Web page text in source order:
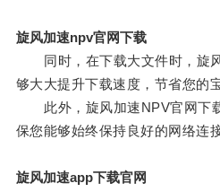
旋风加速npv官网下载
同时，在下载大文件时，旋
够大大提升下载速度，节省您的
此外，旋风加速NPV官网下
保您能够始终保持良好的网络连接
旋风加速app下载官网